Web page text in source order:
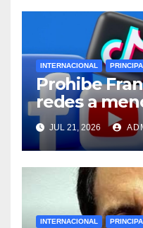
INTERNACIONAL
Prohibe
redes a
JUL 21, 2026
INTERNACIONAL